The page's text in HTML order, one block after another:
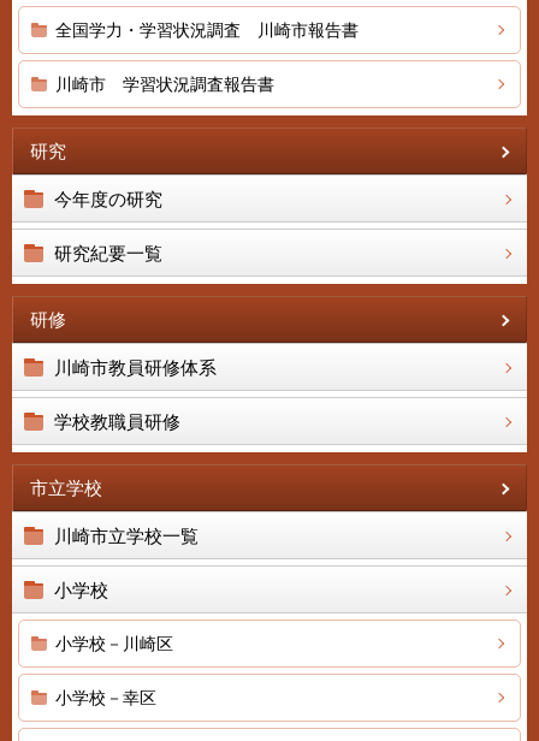
全国学力・学習状況調査 川崎市報告書
川崎市 学習状況調査報告書
研究
今年度の研究
研究紀要一覧
研修
川崎市教員研修体系
学校教職員研修
市立学校
川崎市立学校一覧
小学校
小学校－川崎区
小学校－幸区